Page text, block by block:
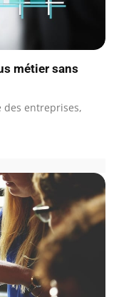
métier sans
des entreprises,